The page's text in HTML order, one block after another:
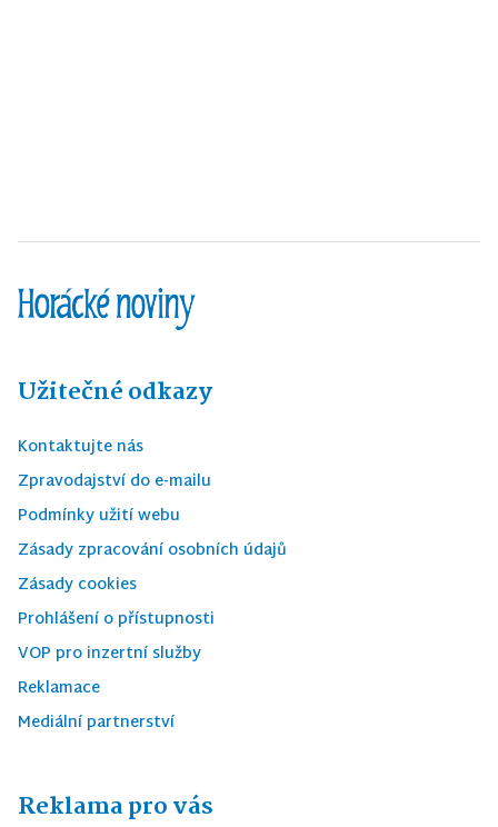
Užitečné odkazy
Kontaktujte nás
Zpravodajství do e-mailu
Podmínky užití webu
Zásady zpracování osobních údajů
Zásady cookies
Prohlášení o přístupnosti
VOP pro inzertní služby
Reklamace
Mediální partnerství
Reklama pro vás